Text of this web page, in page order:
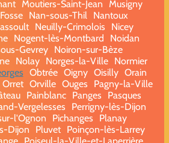
Moutiers-Saint-Jean
Musigny
Nan-sous-Thil
Nantoux
Neuilly-Crimolois
Nicey
Nogent-lès-Montbard
Noidan
Gevrey
Noiron-sur-Bèze
Nolay Norges-la-Ville Normier
Obtrée Oigny Oisilly Orain
Orret Orville Ouges
Pagny-la-Ville
Painblanc Panges
Pasques
Vergelesses
Perrigny-lès-Dijon
l'Ognon
Pichanges
Planay
Dijon
Pluvet
Poinçon-lès-Larrey